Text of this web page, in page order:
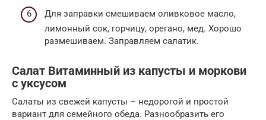
Для заправки смешиваем оливковое масло,
лимонный сок, горчицу, орегано, мед. Хорошо
размешиваем. Заправляем салатик.
Салат Витаминный из капусты и моркови
с уксусом
Салаты из свежей капусты – недорогой и простой
вариант для семейного обеда. Разнообразить его